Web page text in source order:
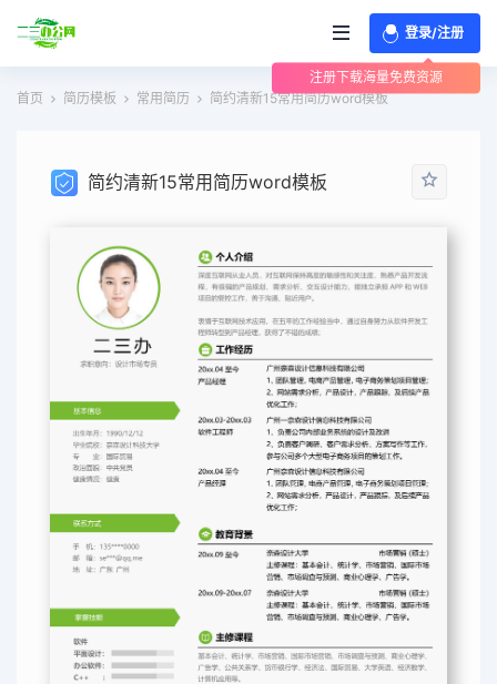
登录/注册
注册下载海量免费资源
首页
简历模板 常用简历 简约清新15常用简历word模板
简约清新15常用简历word模板